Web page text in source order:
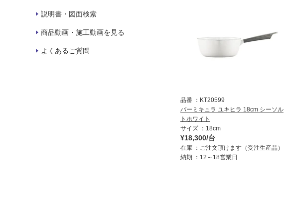
品番
KT20599
バーミキュラ ユキヒラ 18cm シーソル
トホワイト
サイズ
18cm
¥18,300/台
在庫
ご注文頂けます（受注生産品）
納期
12～18営業日
説明書・図面検索
商品動画・施工動画を見る
よくあるご質問